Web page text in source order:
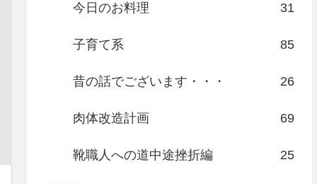
今日のお料理 31
子育て系 85
昔の話でございます・・・ 26
肉体改造計画 69
靴職人への道中途挫折編 25